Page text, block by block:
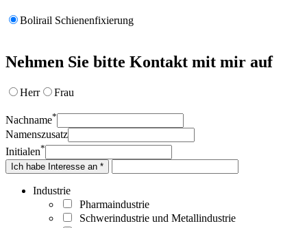
Bolirail Schienenfixierung
Nehmen Sie bitte Kontakt mit mir auf
Herr Frau
Nachname*
Namenszusatz
Initialen*
Ich habe Interesse an *
Industrie
Pharmaindustrie
Schwerindustrie und Metallindustrie